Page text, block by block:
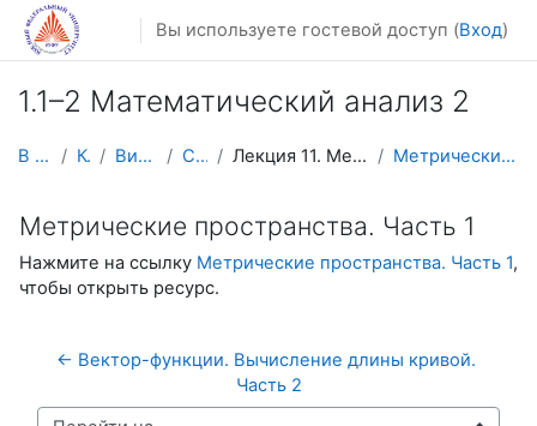
Перейти к основному содержанию
Вы используете гостевой доступ (Вход)
1.1–2 Математический анализ 2
В начало Курсы Видеолекции Calculus2 Лекция 11. Метрические пространства Метрические пространства. Часть 1
Метрические пространства. Часть 1
Нажмите на ссылку Метрические пространства. Часть 1,
чтобы открыть ресурс.
← Вектор-функции. Вычисление длины кривой.
Часть 2